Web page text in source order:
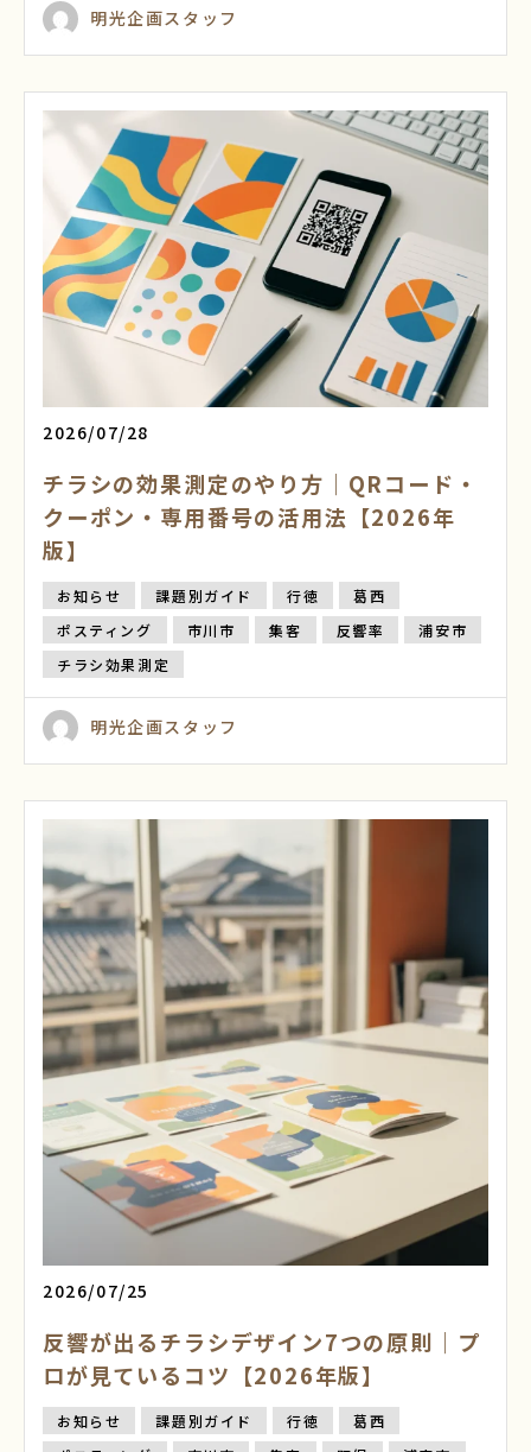
明光企画スタッフ
2026/07/28
チラシの効果測定のやり方｜QRコード・
クーポン・専用番号の活用法【2026年
版】
お知らせ 課題別ガイド 行徳
葛西
ポスティング
市川市 集客 反響率
浦安市
チラシ効果測定
明光企画スタッフ
2026/07/25
反響が出るチラシデザイン7つの原則｜プ
ロが見ているコツ【2026年版】
お知らせ 課題別ガイド 行徳
葛西